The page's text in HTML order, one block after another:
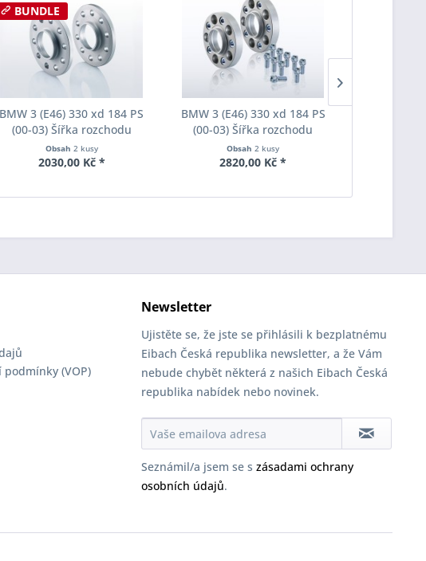
BUNDLE
BMW 3 (E46) 330 xd 184 PS
(00-03) Šířka rozchodu
Eibach Pro-Spacer S90-2-15-
001 System2 Tloušťka 15mm
Obsah 2 kusy
2030,00 Kč *
BMW 3 (E46) 330 xd 184 PS
(00-03) Šířka rozchodu
Eibach Pro-Spacer S90-7-20-
010 System7 Tloušťka 20mm
Obsah2 kusy
2820,00 Kč *
(VOP)
Newsletter
Ujistěte se, že jste se přihlásili k bezplatnému
Eibach Česká republika newsletter, a že Vám
nebude chybět některá z našich Eibach Česká
republika nabídek nebo novinek.
Seznámil/a jsem se s zásadami ochrany
osobních údajů.